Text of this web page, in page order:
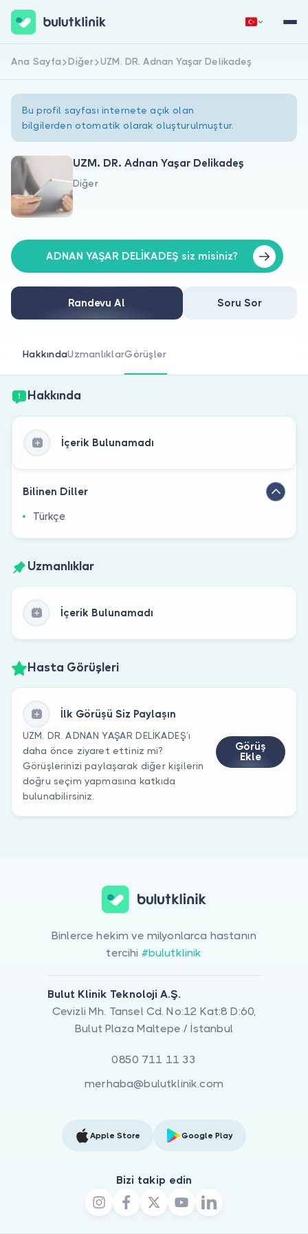
Hakkımızda
Doktorlar için
Doktor musunuz?
Hemen Kaydol Giriş Yap
Ana Sayfa Diğer UZM. DR. Adnan Yaşar Delikadeş
Bu profil sayfası internete açık olan
bilgilerden otomatik olarak oluşturulmuştur.
UZM. DR. Adnan Yaşar Delikadeş
Diğer
ADNAN YAŞAR DELİKADEŞ siz misiniz?
Randevu Al Soru Sor
HakkındaUzmanlıklarGörüşler
Hakkında
İçerik Bulunamadı
Bilinen Diller
Türkçe
Uzmanlıklar
İçerik Bulunamadı
Hasta Görüşleri
İlk Görüşü Siz Paylaşın
UZM. DR. ADNAN YAŞAR DELİKADEŞ’ı
daha önce ziyaret ettiniz mi?
Görüşlerinizi paylaşarak diğer kişilerin
doğru seçim yapmasına katkıda
bulunabilirsiniz.
Görüş
Ekle
Binlerce hekim ve milyonlarca hastanın
tercihi #bulutklinik
Bulut Klinik Teknoloji A.Ş.
Cevizli Mh. Tansel Cd. No:12 Kat:8 D:60,
Bulut Plaza Maltepe / İstanbul
0850 711 11 33
merhaba@bulutklinik.com
Apple Store Google Play
Bizi takip edin